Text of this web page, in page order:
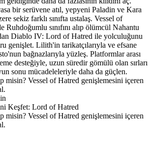
bir serüvene atıl, yepyeni Paladin ve Kara
sekiz farklı sınıfta ustalaş. Vessel of
Ruhdoğumlu sınıfını alıp ölümcül Nahantu
Diablo IV: Lord of Hatred ile yolculuğunu
genişlet. Lilith'in tarikatçılarıyla ve efsane
bağnazlarıyla yüzleş. Platformlar arası
desteğiyle, uzun süredir gömülü olan sırları
sonu mücadeleleriyle daha da güçlen.
misin? Vessel of Hatred genişlemesini içeren
Keşfet: Lord of Hatred
misin? Vessel of Hatred genişlemesini içeren